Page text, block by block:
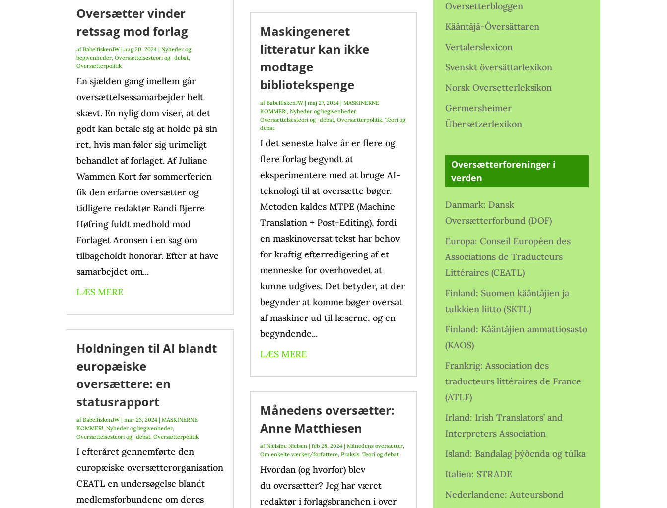
Oversætter vinder
retssag mod forlag
afBabelfiskenJW |aug 20, 2024 |Nyheder og
begivenheder,Oversættelsesteori og -debat,
Oversætterpolitik
En sjælden gang imellem går
oversættelsessamarbejder helt
skævt. En nylig dom viser, at det
godt kan betale sig at holde på sin
ret, hvis man føler sig urimeligt
behandlet af forlaget. Af Juliane
Wammen Kort før sommerferien
fik den erfarne oversætter og
tidligere redaktør Randi Bjerre
Høfring fuldt medhold mod
Forlaget Aronsen i en sag om
tilbageholdt honorar. Efter at have
samarbejdet om...
LÆS MERE
Holdningen til AI blandt
europæiske
oversættere: en
statusrapport
afBabelfiskenJW |mar 23, 2024 |MASKINERNE
KOMMER!,Nyheder og begivenheder,
Oversættelsesteori og -debat,Oversætterpolitik
I efteråret gennemførte den
europæiske oversætterorganisation
CEATL en undersøgelse blandt
medlemsforbundene om deres
Maskingeneret
litteratur kan ikke
modtage
bibliotekspenge
afBabelfiskenJW| maj 27, 2024| MASKINERNE
KOMMER!, Nyheder og begivenheder,
Oversættelsesteori og -debat, Oversætterpolitik, Teori og
debat
I det seneste halve år er flere og
flere forlag begyndt at
eksperimentere med at bruge AI-
teknologi til at oversætte bøger.
Metoden kaldes MTPE (Machine
Translation + Post-Editing), fordi
en maskinoversat tekst har behov
for kraftig efterredigering af et
menneske for overhovedet at
kunne udgives. Det betyder, at der
begynder at komme bøger oversat
af maskiner ud til læserne, og en
begyndende...
LÆS MERE
Månedens oversætter:
Anne Matthiesen
afNielsine Nielsen| feb 28, 2024| Månedens oversætter,
Om enkelte værker/forfattere, Praksis, Teori og debat
Hvordan (og hvorfor) blev
du oversætter? Jeg har været
redaktør i forlagsbranchen i over
Oversetterbloggen
Kääntäjä-Översättaren
Vertalerslexicon
Svenskt översättarlexikon
Norsk Oversetterleksikon
Germersheimer
Übersetzerlexikon
Oversætterforeninger i
verden
Danmark: Dansk
Oversætterforbund (DOF)
Europa: Conseil Européen des
Associations de Traducteurs
Littéraires (CEATL)
Finland: Suomen kääntäjien ja
tulkkien liitto (SKTL)
Finland: Kääntäjien ammattiosasto
(KAOS)
Frankrig: Association des
traducteurs littéraires de France
(ATLF)
Irland: Irish Translators’ and
Interpreters Association
Island: Bandalag þýðenda og túlka
Italien: STRADE
Nederlandene: Auteursbond